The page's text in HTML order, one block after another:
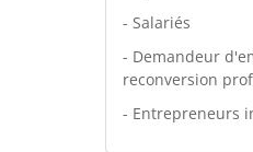
- Salariés
- Demandeur
reconversion
- Entrepreneurs